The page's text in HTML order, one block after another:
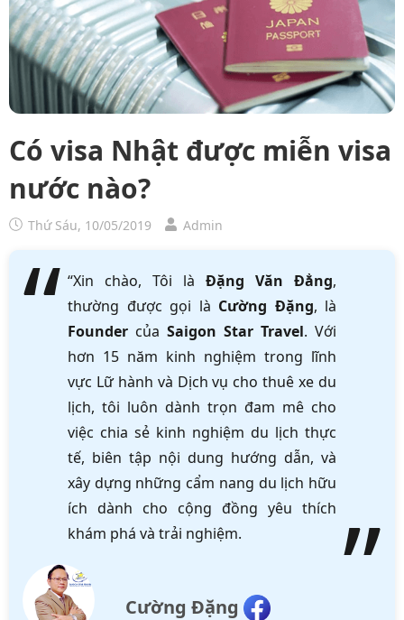
Có visa Nhật được miễn visa
nước nào?
Thứ Sáu, 10/05/2019 Admin
“Xin chào, Tôi là Đặng Văn Đẳng,
thường được gọi là Cường Đặng, là
Founder của Saigon Star Travel. Với
hơn 15 năm kinh nghiệm trong lĩnh
vực Lữ hành và Dịch vụ cho thuê xe du
lịch, tôi luôn dành trọn đam mê cho
việc chia sẻ kinh nghiệm du lịch thực
tế, biên tập nội dung hướng dẫn, và
xây dựng những cẩm nang du lịch hữu
ích dành cho cộng đồng yêu thích
khám phá và trải nghiệm.
Cường Đặng